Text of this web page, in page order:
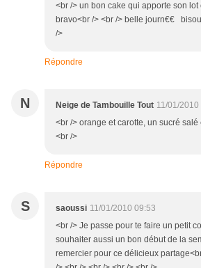
<br /> un bon cake qui apporte son lot
bravo<br /> <br /> belle journ€€
/>
Répondre
N Neige de Tambouille Tout 11/01/2010
<br /> orange et carotte, un sucré
<br />
Répondre
S saoussi 11/01/2010 09:53
<br /> Je passe pour te faire un petit
souhaiter aussi un bon début de la
remercier pour ce délicieux